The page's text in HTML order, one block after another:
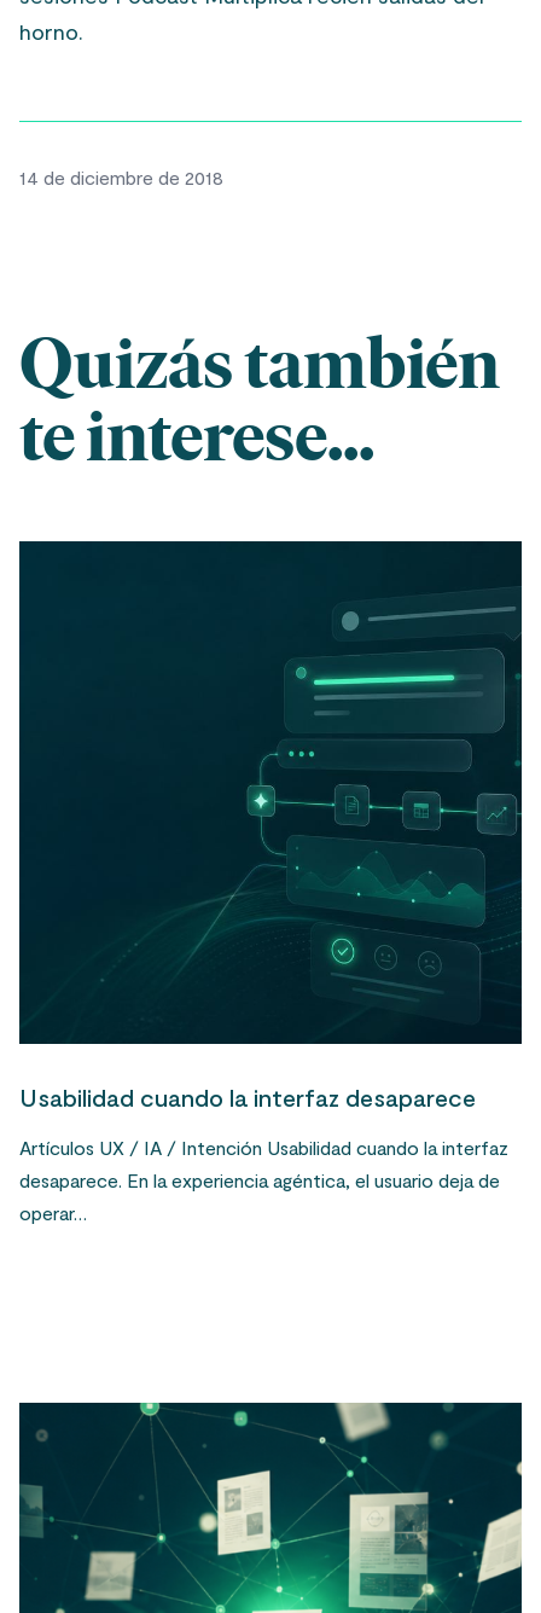
horno.
14 de diciembre de 2018
Quizás también
te interese...
Usabilidad cuando la interfaz desaparece
Artículos UX / IA / Intención Usabilidad cuando la interfaz
desaparece. En la experiencia agéntica, el usuario deja de
operar…